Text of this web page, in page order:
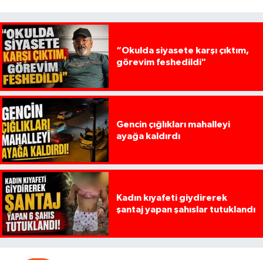
“Okulda siyasete karşı çıktım,
görevim feshedildi"
Gencin çığlıkları mahalleyi
ayağa kaldırdı
Kadın kıyafeti giydirerek
şantaj yapan şahıslar tutuklandı